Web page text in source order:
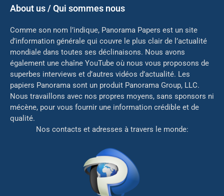
About us / Qui sommes nous
Comme son nom l’indique, Panorama Papers est un site
d’information générale qui couvre le plus clair de l’actualité
mondiale dans toutes ses déclinaisons. Nous avons
également une chaîne YouTube où nous vous proposons de
superbes interviews et d’autres vidéos d’actualité. Les
papiers Panorama sont un produit Panorama Group, LLC.
Nous travaillons avec nos propres moyens, sans sponsors ni
mécène, pour vous fournir une information crédible et de
qualité.
Nos contacts et adresses à travers le monde: